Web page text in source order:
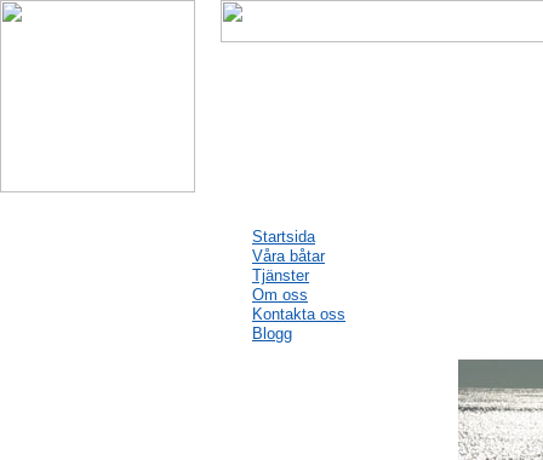
Startsida
Våra båtar
Tjänster
Om oss
Kontakta oss
Blogg